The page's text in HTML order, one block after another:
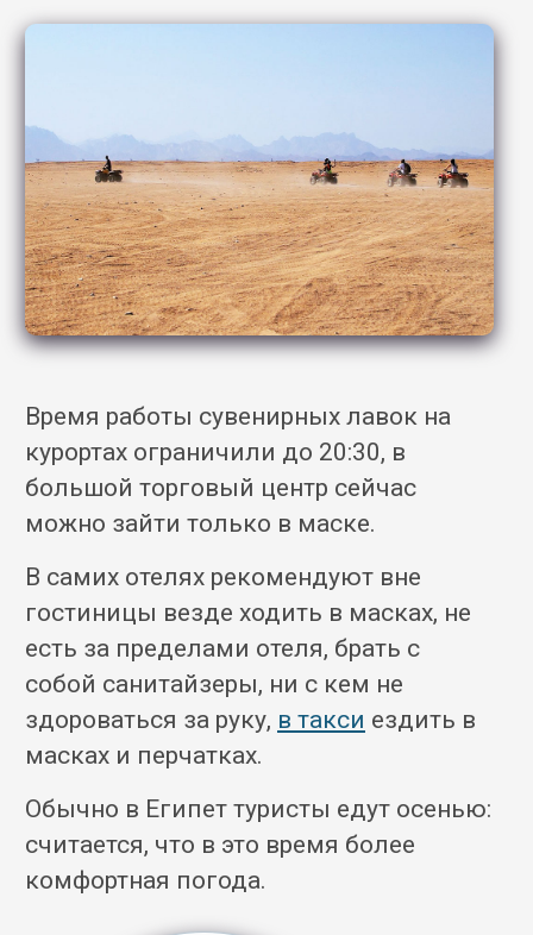
Время работы сувенирных лавок на
курортах ограничили до 20:30, в
большой торговый центр сейчас
можно зайти только в маске.
В самих отелях рекомендуют вне
гостиницы везде ходить в масках, не
есть за пределами отеля, брать с
собой санитайзеры, ни с кем не
здороваться за руку, в такси ездить в
масках и перчатках.
Обычно в Египет туристы едут осенью:
считается, что в это время более
комфортная погода.